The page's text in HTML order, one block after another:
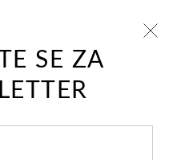
SE ZA